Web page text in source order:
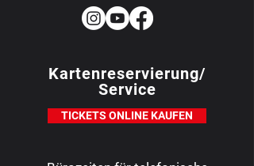
Kartenreservierung/
Service
TICKETS ONLINE KAUFEN